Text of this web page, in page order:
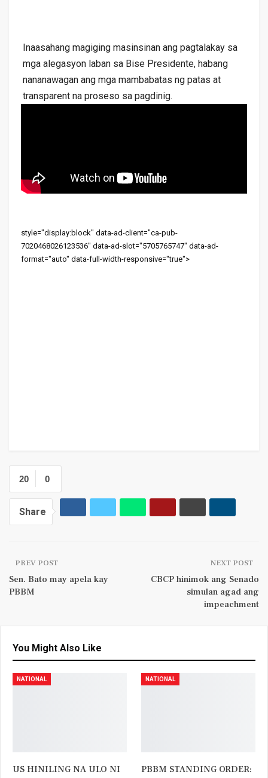
Inaasahang magiging masinsinan ang pagtalakay sa
mga alegasyon laban sa Bise Presidente, habang
nananawagan ang mga mambabatas ng patas at
transparent na proseso sa pagdinig.
style="display:block" data-ad-client="ca-pub-
7020468026123536" data-ad-slot="5705765747" data-ad-
format="auto" data-full-width-responsive="true">
0
20
Share
PREV POST
Sen. Bato may apela kay
PBBM
NEXT POST
CBCP hinimok ang Senado
simulan agad ang
impeachment
You Might Also Like
NATIONAL
US HINILING NA ULO NI
NATIONAL
PBBM STANDING ORDER: